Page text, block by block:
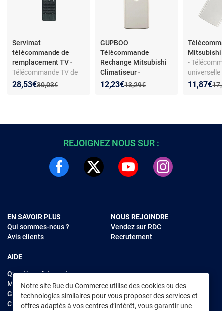
Servimat
télécommande de
remplacement TV-
Télécommande TV de
remplacement -
Ancien prix :
30,03€
Nouveau prix :
28,53€
Réduction de :
GUPBOO
Télécommande
Rechange Mitsubishi
Climatiseur-
Télécommande
Ancien prix :
13,29€
Nouveau prix :
12,23€
Réduction de :
-
universelle
Nouveau
11,87€
Notre site Rue du Commerce utilise des cookies ou des
technologies similaires pour vous proposer des services et
offres adaptés à vos centres d’intérêt, vous garantir une
REJOIGNEZ NOUS SUR :
EN SAVOIR PLUS
Qui sommes-nous ?
Avis clients
AIDE
Questions fréquentes
Modes de règlements
Garantie et retours
Contacter Rue du Commerce
NOUS REJOINDRE
Vendez sur RDC
Recrutement